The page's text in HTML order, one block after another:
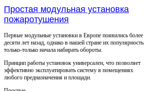
Простая модульная установка
пожаротушения
Первые модульные установки в Европе появились более
десяти лет назад, однако в нашей стране их популярность
только-только начала набирать обороты.
Принцип работы установок универсален, что позволяет
эффективно эксплуатировать систему в помещениях
любого предназначения и площади.